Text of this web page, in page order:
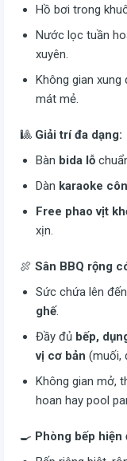
Hồ bơi trong
Nước lọc tuần
xuyên.
Không gian
mát mẻ.
🎱 Giải trí đa dạng:
Bàn bida lỗ
Dàn karaoke
Free phao vịt
xịn.
🍖 Sân BBQ rộng
Sức chứa lên
ghế.
Đầy đủ bếp,
vị cơ bản (muối,
Không gian mở,
hoan hay pool
🍳 Phòng bếp hiện